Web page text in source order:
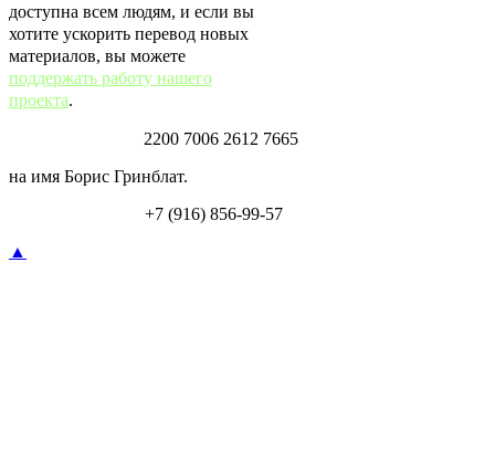
доступна всем людям, и если вы
хотите ускорить перевод новых
материалов, вы можете
поддержать работу нашего
проекта.
2200 7006 2612 7665
на имя Борис Гринблат.
+7 (916) 856-99-57
▲